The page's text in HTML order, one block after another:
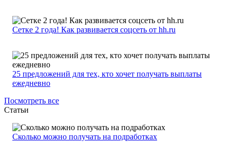
Сетке 2 года! Как развивается соцсеть от hh.ru
25 предложений для тех, кто хочет получать выплаты
ежедневно
Посмотреть все
Статьи
Сколько можно получать на подработках